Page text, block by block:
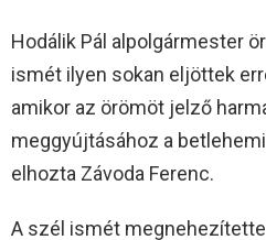
Hodálik Pál alpolgármester
ismét ilyen sokan eljöttek
amikor az örömöt jelző
meggyújtásához a
elhozta Závoda Ferenc.
A szél ismét